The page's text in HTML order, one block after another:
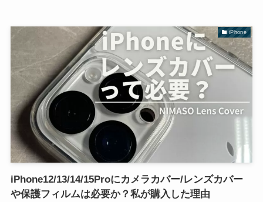
iPhone
iPhone12/13/14/15Proにカメラカバー/レンズカバー
や保護フィルムは必要か？私が購入した理由